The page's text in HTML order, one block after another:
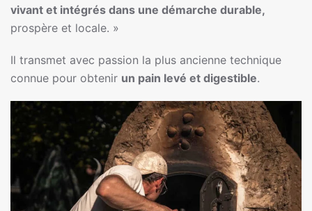
vivant et intégrés dans une démarche durable,
prospère et locale. »
Il transmet avec passion la plus ancienne technique
connue pour obtenir un pain levé et digestible.